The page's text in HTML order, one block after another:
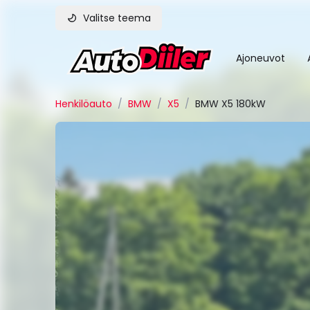
Valitse teema
Ajoneuvot
Henkilöauto / BMW / X5 / BMW X5 180kW